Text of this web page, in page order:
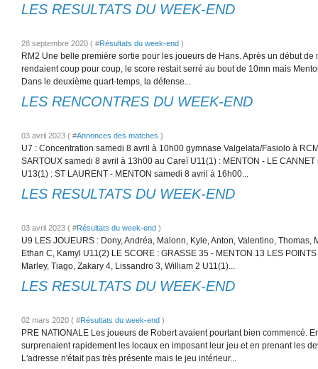
LES RESULTATS DU WEEK-END
28 septembre 2020 ( #Résultats du week-end )
RM2 Une belle première sortie pour les joueurs de Hans. Après un début
rendaient coup pour coup, le score restait serré au bout de 10mn mais
Dans le deuxième quart-temps, la défense...
LES RENCONTRES DU WEEK-END
03 avril 2023 ( #Annonces des matches )
U7 : Concentration samedi 8 avril à 10h00 gymnase Valgelata/Fasiolo à
SARTOUX samedi 8 avril à 13h00 au Careï U11(1) : MENTON - LE
U13(1) : ST LAURENT - MENTON samedi 8 avril à 16h00...
LES RESULTATS DU WEEK-END
03 avril 2023 ( #Résultats du week-end )
U9 LES JOUEURS : Dony, Andréa, Malonn, Kyle, Anton, Valentino, Thomas,
Ethan C, Kamyl U11(2) LE SCORE : GRASSE 35 - MENTON 13 LES
Marley, Tiago, Zakary 4, Lissandro 3, William 2 U11(1)...
LES RESULTATS DU WEEK-END
02 mars 2020 ( #Résultats du week-end )
PRE NATIONALE Les joueurs de Robert avaient pourtant bien commencé.
surprenaient rapidement les locaux en imposant leur jeu et en prenant les
L'adresse n'était pas très présente mais le jeu intérieur...